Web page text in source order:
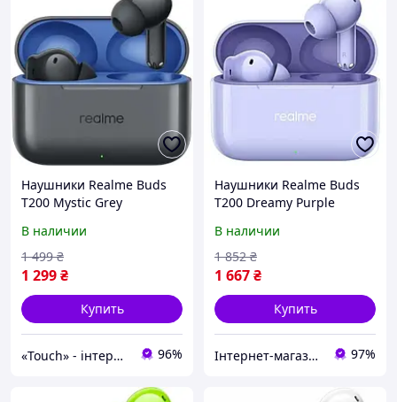
Наушники Realme Buds
T200 Mystic Grey
В наличии
1 299₴
1 499 ₴
Купить
«Touch» - інтернет-магазин електроніки та гаджетів 96%
Наушники Realme Buds
T200 Dreamy Purple
В наличии
1 667₴
1 852 ₴
Купить
Інтернет-магазин "Гаджети" 97%